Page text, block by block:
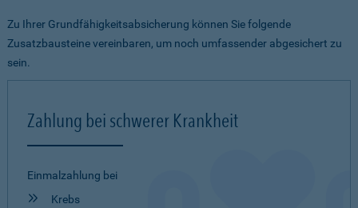
Zu Ihrer Grundfähigkeitsabsicherung können Sie folgende
Zusatzbausteine vereinbaren, um noch umfassender abgesichert zu
sein.
Zahlung bei schwerer Krankheit
Einmalzahlung bei
Krebs